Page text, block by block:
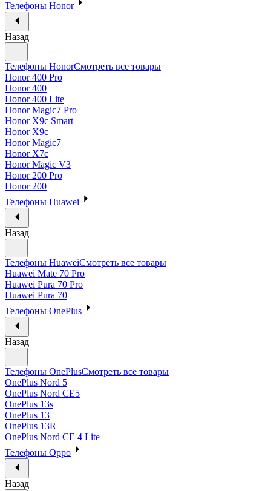
Телефоны Honor
Назад
Телефоны HonorСмотреть все товары
Honor 400 Pro
Honor 400
Honor 400 Lite
Honor Magic7 Pro
Honor X9c Smart
Honor X9c
Honor Magic7
Honor X7c
Honor Magic V3
Honor 200 Pro
Honor 200
Телефоны Huawei
Назад
Телефоны HuaweiСмотреть все товары
Huawei Mate 70 Pro
Huawei Pura 70 Pro
Huawei Pura 70
Телефоны OnePlus
Назад
Телефоны OnePlusСмотреть все товары
OnePlus Nord 5
OnePlus Nord CE5
OnePlus 13s
OnePlus 13
OnePlus 13R
OnePlus Nord CE 4 Lite
Телефоны Oppo
Назад